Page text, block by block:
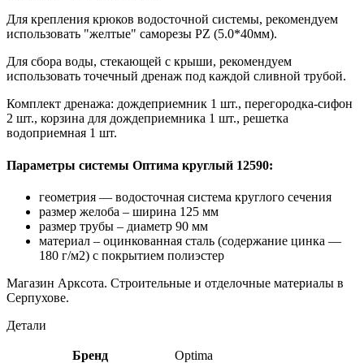
Для крепления крюков водосточной системы, рекомендуем
использовать "желтые" саморезы PZ (5.0*40мм).
Для сбора воды, стекающей с крыши, рекомендуем
использовать точечный дренаж под каждой сливной трубой.
Комплект дренажа: дождеприемник 1 шт., перегородка-сифон
2 шт., корзина для дождеприемника 1 шт., решетка
водоприемная 1 шт.
Параметры системы Оптима круглый 12590:
геометрия — водосточная система круглого сечения
размер желоба – ширина 125 мм
размер трубы – диаметр 90 мм
материал – оцинкованная сталь (содержание цинка —
180 г/м2) с покрытием полиэстер
Магазин Арксота. Строительные и отделочные материалы в
Серпухове.
Детали
Бренд Optima